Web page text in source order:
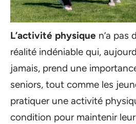
L’activité physique n’a pas
réalité indéniable qui,
jamais, prend une
seniors, tout comme les
pratiquer une activité
condition pour maintenir leur